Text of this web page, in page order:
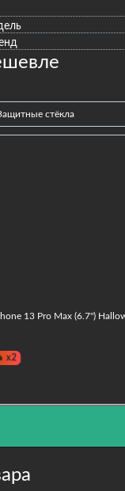
стёкла
13 Pro Max (6.7")
x2